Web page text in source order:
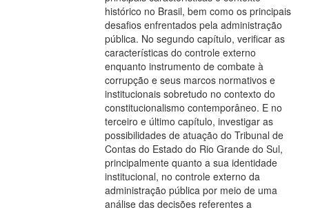
histórico no Brasil, bem como os principais
desafios enfrentados pela administração
pública. No segundo capítulo, verificar as
características do controle externo
enquanto instrumento de combate à
corrupção e seus marcos normativos e
institucionais sobretudo no contexto do
constitucionalismo contemporâneo. E no
terceiro e último capítulo, investigar as
possibilidades de atuação do Tribunal de
Contas do Estado do Rio Grande do Sul,
principalmente quanto a sua identidade
institucional, no controle externo da
administração pública por meio de uma
análise das decisões referentes a